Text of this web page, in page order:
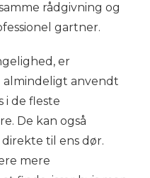
rådgivning og
gartner.
er
almindeligt anvendt
i de fleste
De kan også
til ens dør.
mere